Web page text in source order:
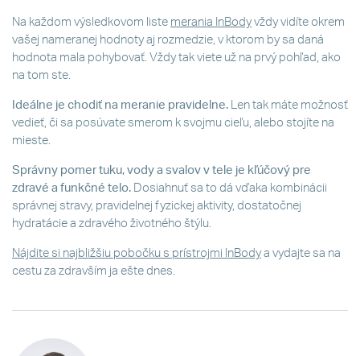
Na každom výsledkovom liste merania InBodyvždy vidíte okrem
vašej nameranej hodnoty aj rozmedzie, v ktorom by sa daná
hodnota mala pohybovať. Vždy tak viete už na prvý pohľad, ako
na tom ste.
Ideálne je chodiť na meranie pravidelne. Len tak máte možnosť
vedieť, či sa posúvate smerom k svojmu cieľu, alebo stojíte na
mieste.
Správny pomer tuku, vody a svalov v tele je kľúčový pre
zdravé a funkčné telo. Dosiahnuť sa to dá vďaka kombinácii
správnej stravy, pravidelnej fyzickej aktivity, dostatočnej
hydratácie a zdravého životného štýlu.
Nájdite si najbližšiu pobočku s prístrojmi InBodya vydajte sa na
cestu za zdravším ja ešte dnes.